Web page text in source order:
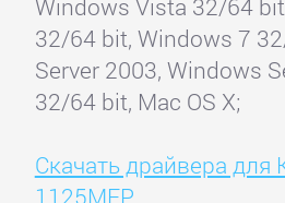
Windows Vista 32/64
32/64 bit, Windows 7
Server 2003, Windows
32/64 bit, Mac OS X;
Скачать драйвера для
1125MFP